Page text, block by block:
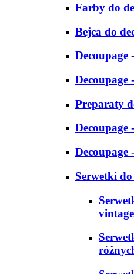
Farby do
Bejca do
Decoupage
Decoupage
Preparaty
Decoupage
Decoupage
Serwetki
vintage